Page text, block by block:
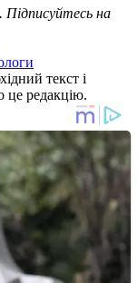
Підписуйтесь на
текст і
це редакцію.